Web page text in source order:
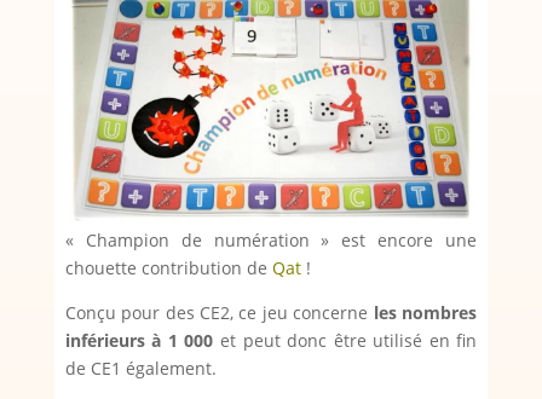
« Champion de numération » est encore une
chouette contribution de Qat!
Conçu pour des CE2, ce jeu concerne les nombres
inférieurs à 1 000 et peut donc être utilisé en fin
de CE1 également.